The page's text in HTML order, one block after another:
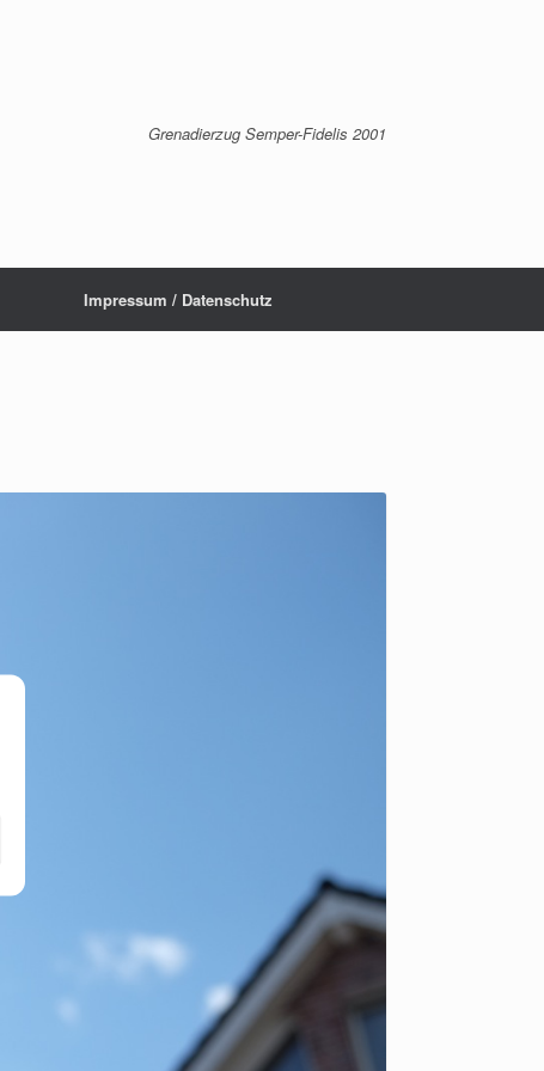
Grenadierzug Semper-Fidelis 2001
Impressum / Datenschutz